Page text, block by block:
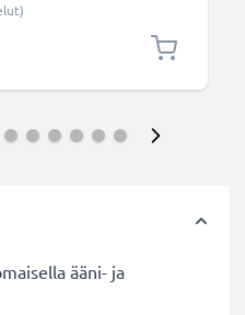
IFC-200U IFC-400PCU
ääni- ja